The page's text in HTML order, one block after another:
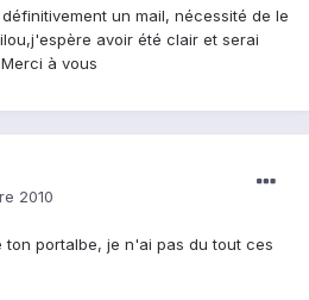
un mail, nécessité de le
avoir été clair et serai
à vous
2010
ton portalbe, je n'ai pas du tout ces